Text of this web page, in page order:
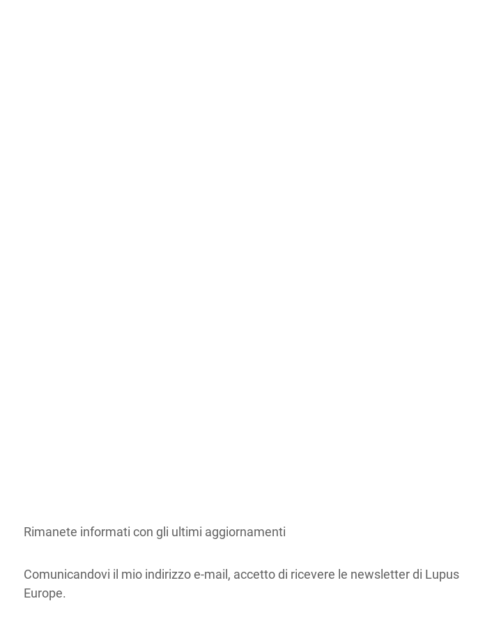
Rimanete informati con gli ultimi aggiornamenti
Comunicandovi il mio indirizzo e-mail, accetto di ricevere le newsletter di Lupus
Europe.